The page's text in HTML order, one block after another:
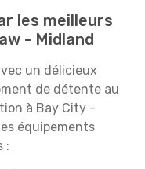
les meilleurs
- Midland
un délicieux
de détente au
à Bay City -
équipements
: